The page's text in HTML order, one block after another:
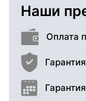
Наши
Оплата